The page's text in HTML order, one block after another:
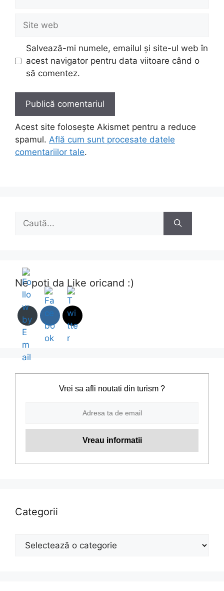
web
Salvează-mi numele, emailul și site-ul web în
acest navigator pentru data viitoare când o
să comentez.
Acest site folosește Akismet pentru a reduce
spamul. Află cum sunt procesate datele
comentariilor tale.
după:
Ne poti da Like oricand :)
Vrei sa afli noutati din turism ?
Categorii
Categorii